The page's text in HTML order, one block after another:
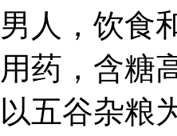
男人，饮食
用药，含糖
以五谷杂粮